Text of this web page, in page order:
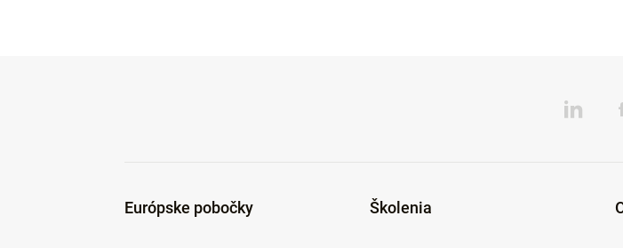
Európske pobočky Školenia